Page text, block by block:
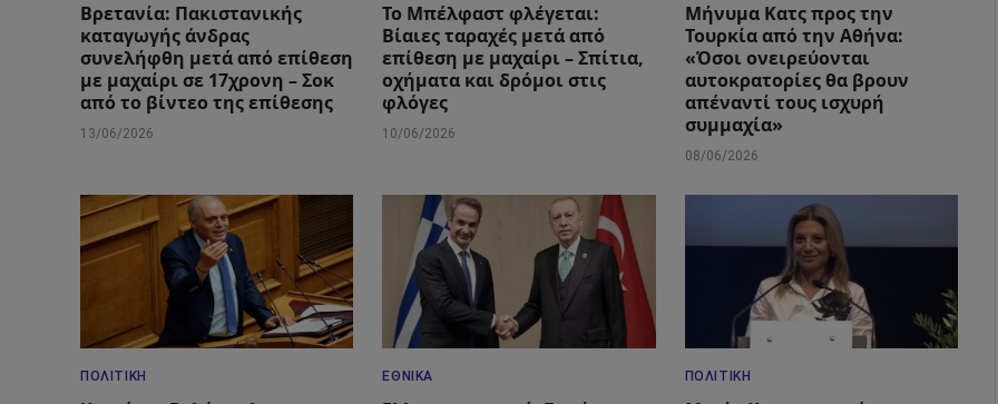
Βρετανία: Πακιστανικής
καταγωγής άνδρας
συνελήφθη μετά από επίθεση
με μαχαίρι σε 17χρονη – Σοκ
από το βίντεο της επίθεσης
13/06/2026
Το Μπέλφαστ φλέγεται:
Βίαιες ταραχές μετά από
επίθεση με μαχαίρι – Σπίτια,
οχήματα και δρόμοι στις
φλόγες
10/06/2026
Μήνυμα Κατς προς την
Τουρκία από την Αθήνα:
«Όσοι ονειρεύονται
αυτοκρατορίες θα βρουν
απέναντί τους ισχυρή
συμμαχία»
08/06/2026
ΠΟΛΙΤΙΚΉ ΕΘΝΙΚΆ ΠΟΛΙΤΙΚΉ